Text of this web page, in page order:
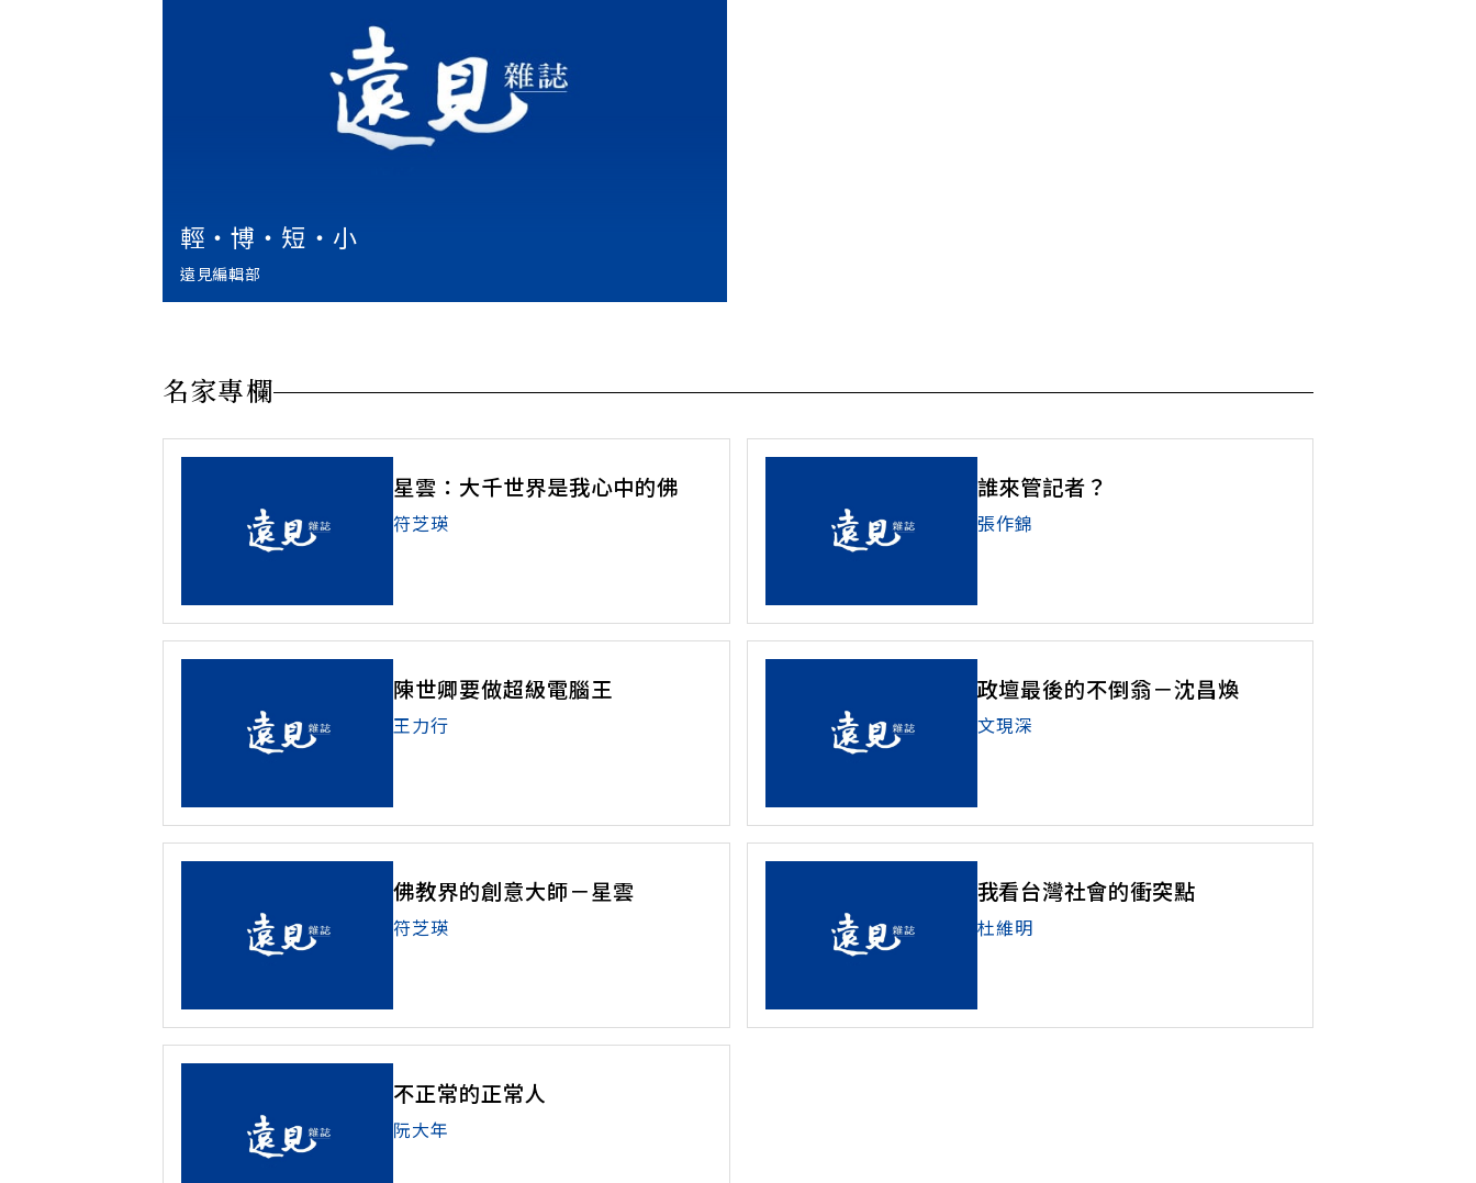
輕‧博‧短‧小
遠見編輯部
名家專欄
星雲：大千世界是我心中的佛
符芝瑛
誰來管記者？
張作錦
陳世卿要做超級電腦王
王力行
政壇最後的不倒翁－沈昌煥
文現深
佛教界的創意大師－星雲
符芝瑛
我看台灣社會的衝突點
杜維明
不正常的正常人
阮大年